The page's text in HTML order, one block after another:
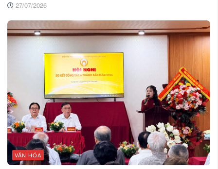
27/07/2026
VĂN HÓA